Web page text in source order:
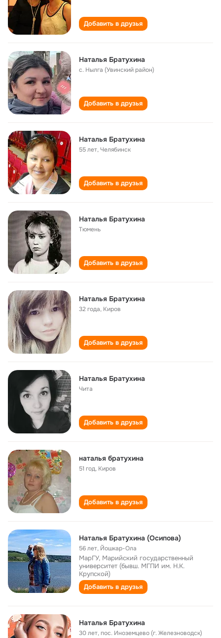
Добавить в друзья
Наталья Братухина
с. Нылга (Увинский район)
Добавить в друзья
Наталья Братухина
55 лет,Челябинск
Добавить в друзья
Наталья Братухина
Тюмень
Добавить в друзья
Наталья Братухина
32 года, Киров
Добавить в друзья
Наталья Братухина
Чита
Добавить в друзья
наталья братухина
51 год, Киров
Добавить в друзья
Наталья Братухина (Осипова)
56 лет, Йошкар-Ола
МарГУ, Марийский государственный
университет (бывш. МГПИ им. Н.К.
Крупской)
Добавить в друзья
Наталья Братухина
30 лет,пос. Иноземцево (г. Железноводск)